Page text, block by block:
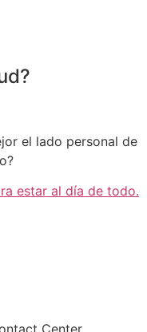
el lado personal de
estar al día de todo.
Center